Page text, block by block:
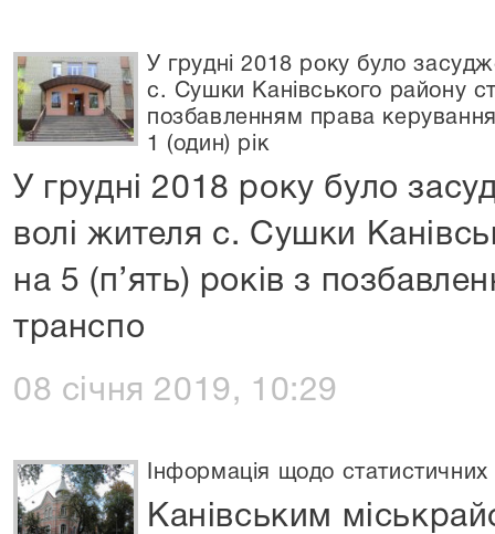
У грудні 2018 року було
с. Сушки Канівського району
позбавленням права
1 (один) рік
У грудні 2018 року було
волі жителя с. Сушки
на 5 (п’ять) років з
транспо
08 січня 2019, 10:29
Інформація щодо
Канівським